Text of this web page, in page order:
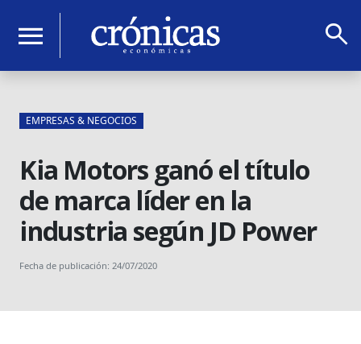
menu search
EMPRESAS & NEGOCIOS
Kia Motors ganó el título
de marca líder en la
industria según JD Power
Fecha de publicación: 24/07/2020